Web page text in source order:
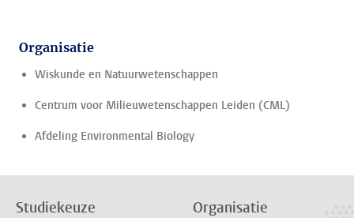
Organisatie
Wiskunde en Natuurwetenschappen
Centrum voor Milieuwetenschappen Leiden (CML)
Afdeling Environmental Biology
Studiekeuze Organisatie